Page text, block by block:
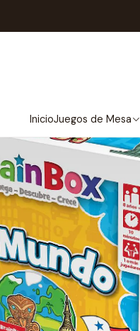
InicioJuegos de Mesa